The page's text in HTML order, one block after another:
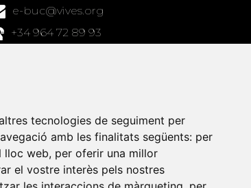
tecnologies de seguiment per
amb les finalitats següents: per
lloc web, per oferir una millor
el vostre interès pels nostres
e-buc@vives.org
+34 964 72 89 93